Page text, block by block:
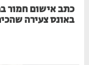
כתב אישום חמור
באונס צעירה